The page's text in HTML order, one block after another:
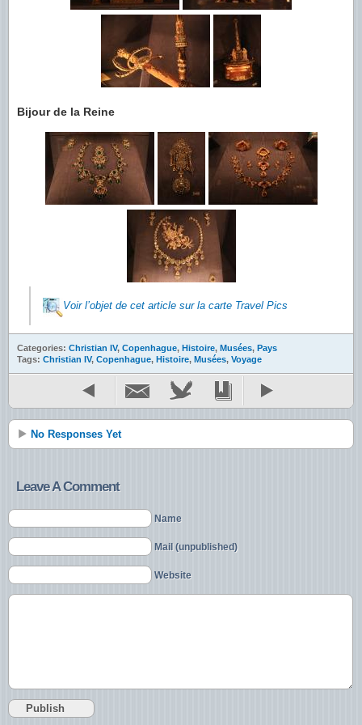
Bijour de la Reine
Voir l’objet de cet article sur la carte Travel Pics
Categories: Christian IV, Copenhague, Histoire, Musées, Pays
Tags: Christian IV, Copenhague, Histoire, Musées, Voyage
No Responses Yet
Leave A Comment
Name
Mail (unpublished)
Website